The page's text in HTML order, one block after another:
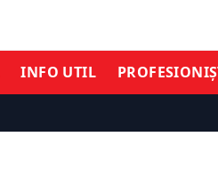
INFO UTIL